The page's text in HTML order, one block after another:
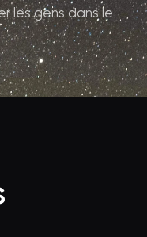
les gens dans le